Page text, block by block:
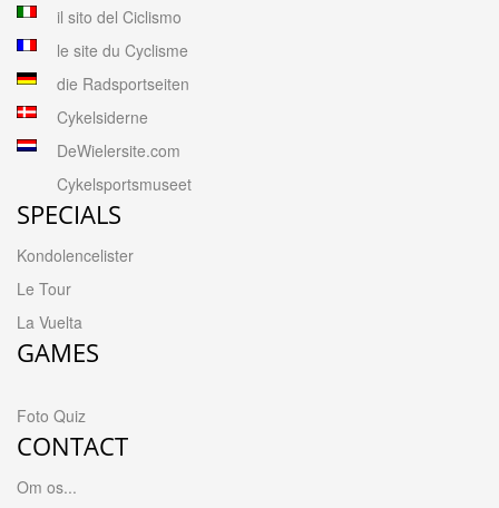
il sito del Ciclismo
le site du Cyclisme
die Radsportseiten
Cykelsiderne
DeWielersite.com
Cykelsportsmuseet
SPECIALS
Kondolencelister
Le Tour
La Vuelta
GAMES
Foto Quiz
CONTACT
Om os...